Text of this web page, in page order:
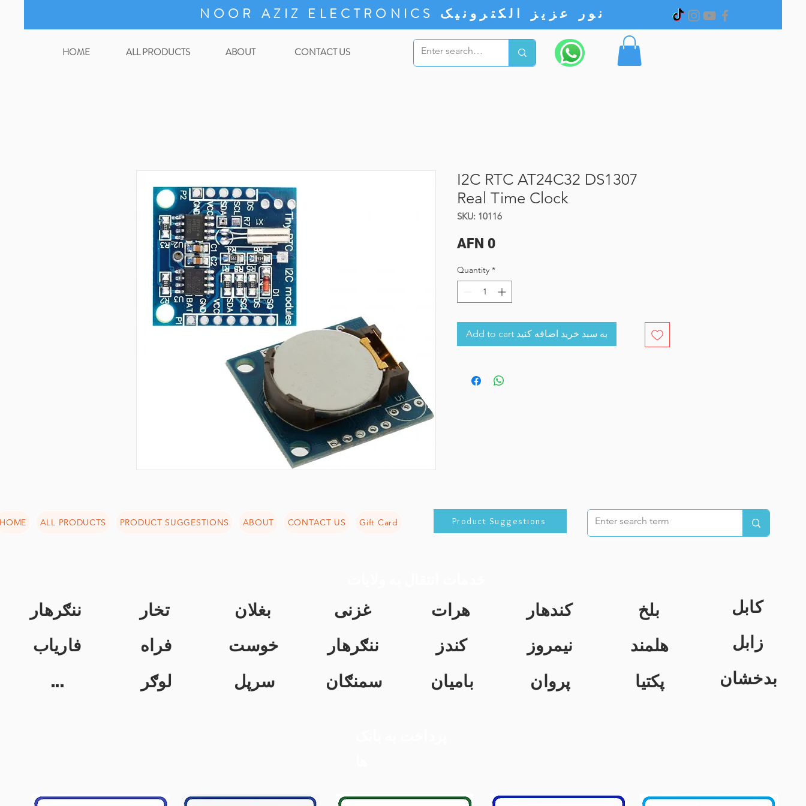
HOME ALL PRODUCTS ABOUT CONTACT US
NOOR AZIZ ELECTRONICS
I2C RTC AT24C32 DS1307
Real Time Clock
SKU: 10116
AFN 0Price
Quantity *
Add to cart به سبد خرید اضافه کنید
HOME ALL PRODUCTS PRODUCT SUGGESTIONS ABOUT CONTACT US Gift Card Product Suggestions
ننګرهار تخار بغلان غزنی هرات کندهار بلخ
کابل
فاریاب
فراه خوست ننګرهار کندز نیمروز هلمند
زابل
...
لوګر سرپل سمنګان بامیان پروان پکتیا بدخشان